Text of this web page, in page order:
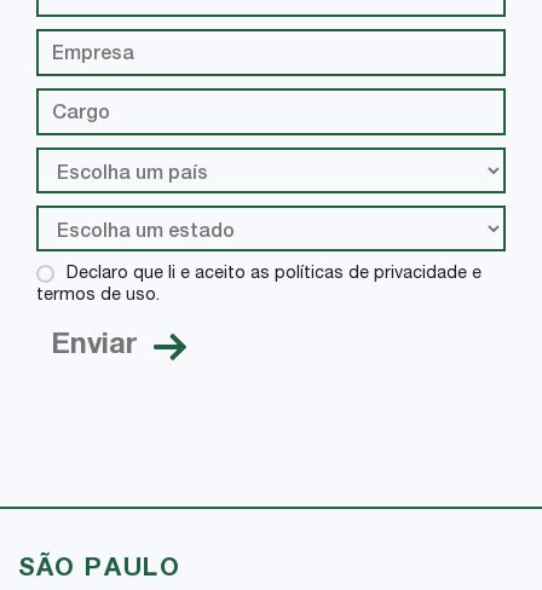
Declaro que li e aceito as políticas de privacidade e
termos de uso.
SÃO PAULO